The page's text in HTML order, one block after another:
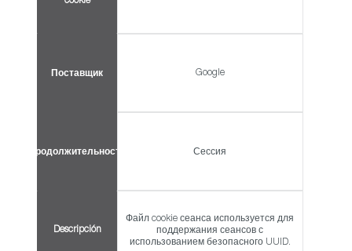
Поставщик
Продолжительность
Descripción
Google
Сессия
Файл cookie сеанса используется для
поддержания сеансов с
использованием безопасного UUID.